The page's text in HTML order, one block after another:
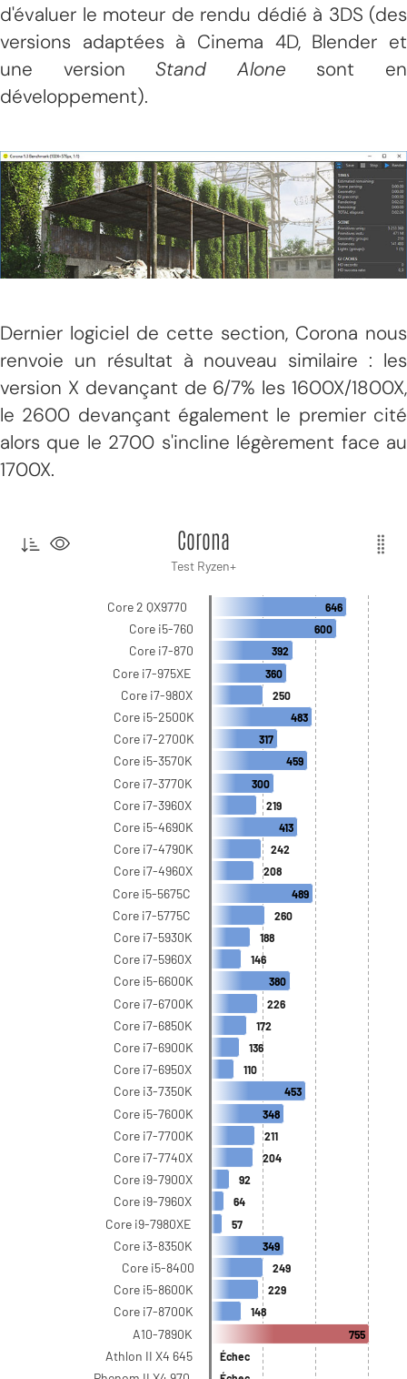
d'évaluer le moteur de rendu dédié à 3DS (des
versions adaptées à Cinema 4D, Blender et
une versionStand Alone sont en
développement).
Dernier logiciel de cette section, Corona nous
renvoie un résultat à nouveau similaire : les
version X devançant de 6/7% les 1600X/1800X,
le 2600 devançant également le premier cité
alors que le 2700 s'incline légèrement face au
1700X.